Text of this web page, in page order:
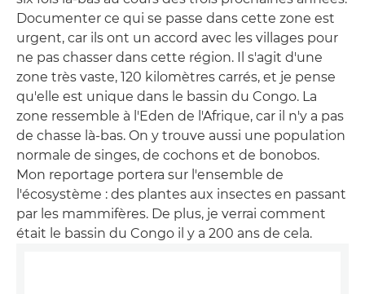
Documenter ce qui se passe dans cette zone est
urgent, car ils ont un accord avec les villages pour
ne pas chasser dans cette région. Il s'agit d'une
zone très vaste, 120 kilomètres carrés, et je pense
qu'elle est unique dans le bassin du Congo. La
zone ressemble à l'Eden de l'Afrique, car il n'y a pas
de chasse là-bas. On y trouve aussi une population
normale de singes, de cochons et de bonobos.
Mon reportage portera sur l'ensemble de
l'écosystème : des plantes aux insectes en passant
par les mammifères. De plus, je verrai comment
était le bassin du Congo il y a 200 ans de cela.